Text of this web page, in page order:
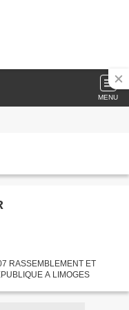
MENU
RASSEMBLEMENT ET
A LIMOGES